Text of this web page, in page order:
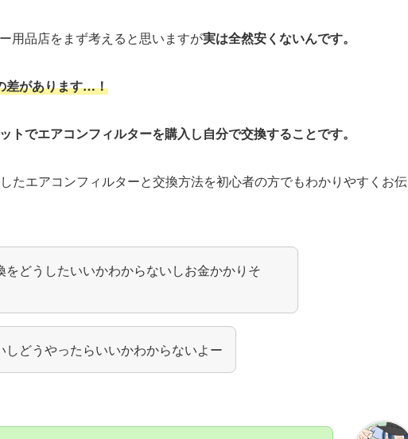
用品店をまず考えると思いますが実は全然安くないんです。
差があります…！
トでエアコンフィルターを購入し自分で交換することです。
たエアコンフィルターと交換方法を初心者の方でもわかりやすくお伝
をどうしたいいかわからないしお金かかりそ
しどうやったらいいかわからないよー